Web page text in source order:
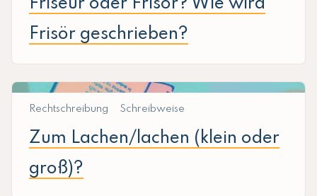
Friseur oder Frisör? Wie wird
Frisör geschrieben?
Rechtschreibung Schreibweise
Zum Lachen/lachen (klein oder
groß)?